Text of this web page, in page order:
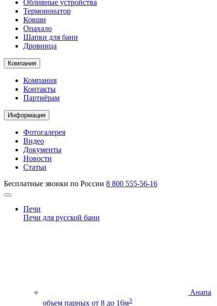
Обливные устройства
Термоионатор
Ковши
Опахало
Шапки для бани
Дровница
Компания
Компания
Контакты
Партнёрам
Информация
Фотогалерея
Видео
Документы
Новости
Статьи
Бесплатные звонки по России 8 800 555-56-16
Печи
Печи для русской бани
Анапа
объем парных от 8 до 16м3